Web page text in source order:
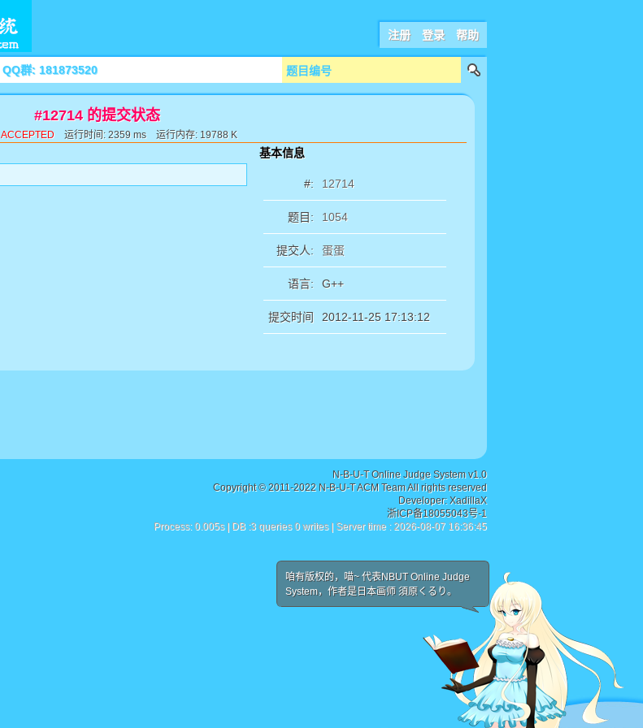
注册 登录 帮助
QQ群: 181873520
#12714 的提交状态
ACCEPTED运行时间: 2359 ms 运行内存: 19788 K
基本信息
#: 12714
题目: 1054
提交人: 蛋蛋
语言: G++
提交时间 2012-11-25 17:13:12
N-B-U-T Online Judge System v1.0
Copyright © 2011-2022 N-B-U-T ACM Team All rights reserved
Developer:XadillaX
浙ICP备18055043号-1
Process: 0.005s | DB :3 queries 0 writes | Server time : 2026-08-07 16:36:45
咱有版权的，喵~ 代表NBUT Online Judge
System，作者是日本画师 須原くるり。